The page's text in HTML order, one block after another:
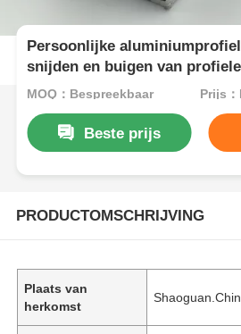
Persoonlijke
snijden en buigen van
MOQ：Bespreekbaar Prijs
Beste prijs
PRODUCTOMSCHRIJVING
Plaats van
herkomst